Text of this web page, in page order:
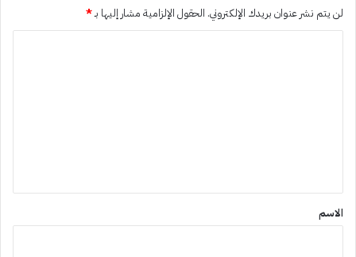
لن يتم نشر عنوان بريدك الإلكتروني. الحقول الإلزامية مشار إليها بـ*
*
الاسم